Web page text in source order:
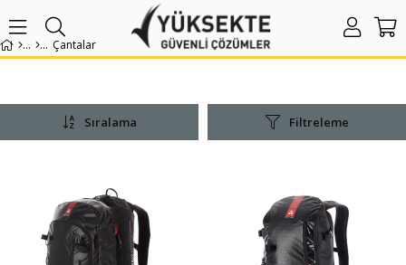
Çantalar
Filtreleme
Sıralama